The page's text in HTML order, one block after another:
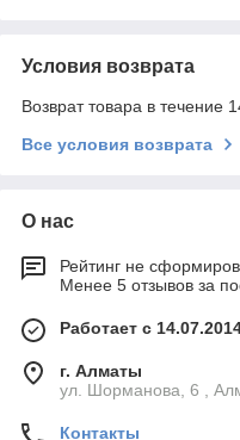
Условия возврата
Возврат товара в течение
Все условия возврата
О нас
Рейтинг не
Менее 5 отзывов за
Работает с
г. Алматы
ул. Шорманова, 6 ,
Контакты